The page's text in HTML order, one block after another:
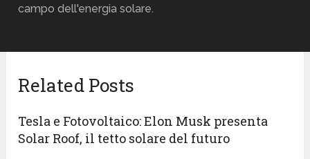
campo dell'energia solare.
Related Posts
Tesla e Fotovoltaico: Elon Musk presenta
Solar Roof, il tetto solare del futuro